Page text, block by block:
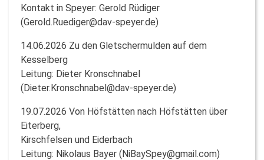
Kontakt in Speyer: Gerold Rüdiger
(Gerold.Ruediger@dav-speyer.de)
14.06.2026 Zu den Gletschermulden auf dem
Kesselberg
Leitung: Dieter Kronschnabel
(Dieter.Kronschnabel@dav-speyer.de)
19.07.2026 Von Höfstätten nach Höfstätten über
Eiterberg,
Kirschfelsen und Eiderbach
Leitung: Nikolaus Bayer (NiBaySpey@gmail.com)